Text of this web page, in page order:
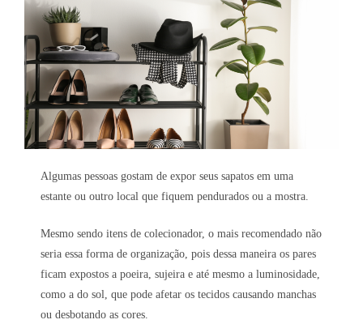
Algumas pessoas gostam de expor seus sapatos em uma
estante ou outro local que fiquem pendurados ou a mostra.
Mesmo sendo itens de colecionador, o mais recomendado não
seria essa forma de organização, pois dessa maneira os pares
ficam expostos a poeira, sujeira e até mesmo a luminosidade,
como a do sol, que pode afetar os tecidos causando manchas
ou desbotando as cores.